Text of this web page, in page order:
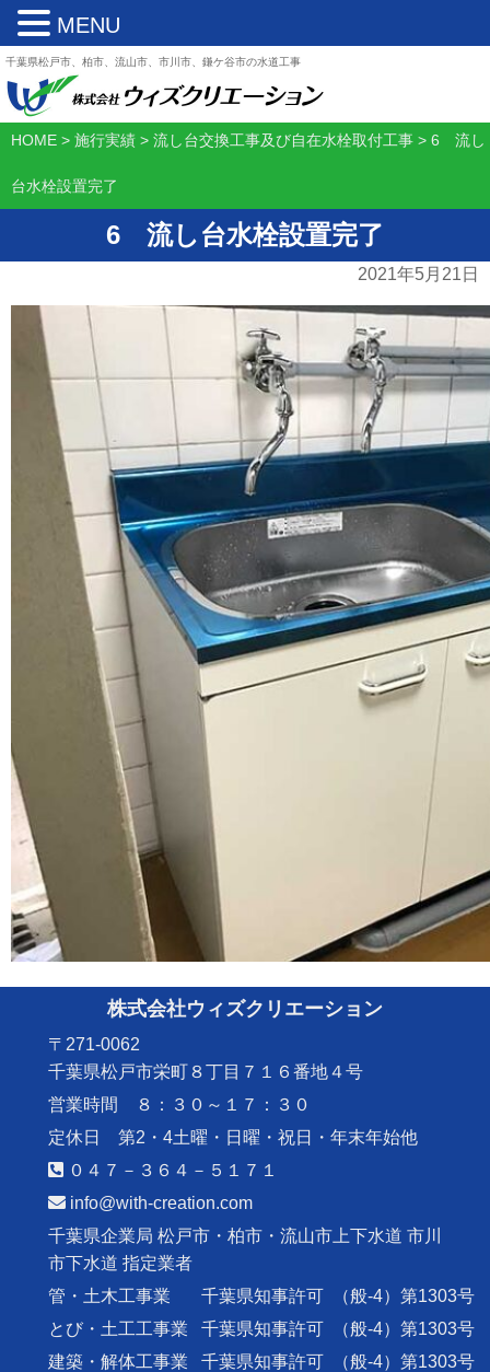
千葉県松戸市、柏市、流山市、市川市、鎌ケ谷市の水道工事
HOME > 施行実績 > 流し台交換工事及び自在水栓取付工事 > 6 流し
台水栓設置完了
6 流し台水栓設置完了
2021年5月21日
MENU
株式会社ウィズクリエーション
〒271-0062
千葉県松戸市栄町８丁目７１６番地４号
営業時間 ８：３０～１７：３０
定休日 第2・4土曜・日曜・祝日・年末年始他
０４７－３６４－５１７１
info@with-creation.com
千葉県企業局 松戸市・柏市・流山市上下水道 市川
市下水道 指定業者
管・土木工事業
千葉県知事許可
（般-4）第1303号
とび・土工工事業
千葉県知事許可
（般-4）第1303号
建築・解体工事業
千葉県知事許可
（般-4）第1303号